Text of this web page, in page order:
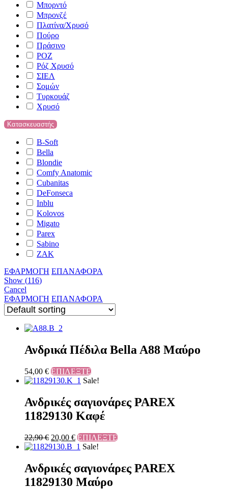
Μπορντό
Μπρονζέ
Πλατίνα/Χρυσό
Πούρο
Πράσινο
ΡΟΖ
Ρόζ Χρυσό
ΣΙΕΛ
Σομών
Τυρκουάζ
Χρυσό
Κατασκευαστής
B-Soft
Bella
Blondie
Comfy Anatomic
Cubanitas
DeFonseca
Inblu
Kolovos
Migato
Parex
Sabino
ZAK
ΕΦΑΡΜΟΓΗ ΕΠΑΝΑΦΟΡΑ
Show (116)
Cancel
ΕΦΑΡΜΟΓΗ ΕΠΑΝΑΦΟΡΑ
Ανδρικά Πέδιλα Bella A88 Μαύρο
54,00 € ΕΠΙΛΕΞΤΕ
Sale!
Ανδρικές σαγιονάρες PAREX
11829130 Καφέ
22,90€ 20,00 € ΕΠΙΛΕΞΤΕ
Sale!
Ανδρικές σαγιονάρες PAREX
11829130 Μαύρο